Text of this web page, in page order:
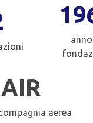
aerea